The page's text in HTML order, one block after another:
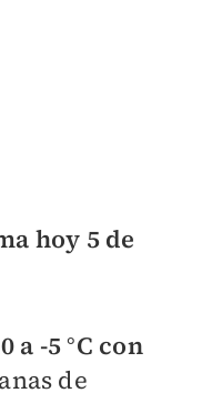
hoy 5 de
a -5 °C con
de